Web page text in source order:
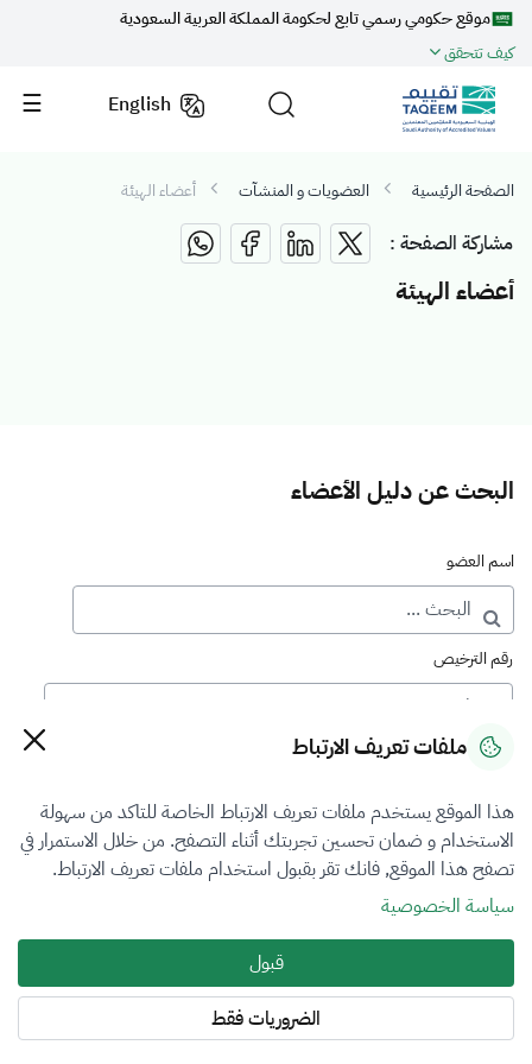
موقع حكومي رسمي تابع لحكومة المملكة العربية السعودية
كيف تتحقق
English
الصفحة الرئيسية العضويات و المنشآت أعضاء الهيئة
مشاركة الصفحة :
أعضاء الهيئة
البحث عن دليل الأعضاء
اسم العضو
رقم الترخيص
رقم العضوية
فرع التقييم
الكل
نوع العضوية
طالب منتسب
المنطقة
ملفات تعريف الارتباط
هذا الموقع يستخدم ملفات تعريف الارتباط الخاصة للتاكد من سهولة
الاستخدام و ضمان تحسين تجربتك أثناء التصفح. من خلال الاستمرار في
تصفح هذا الموقع, فانك تقر بقبول استخدام ملفات تعريف الارتباط.
سياسة الخصوصية
قبول
الضروريات فقط